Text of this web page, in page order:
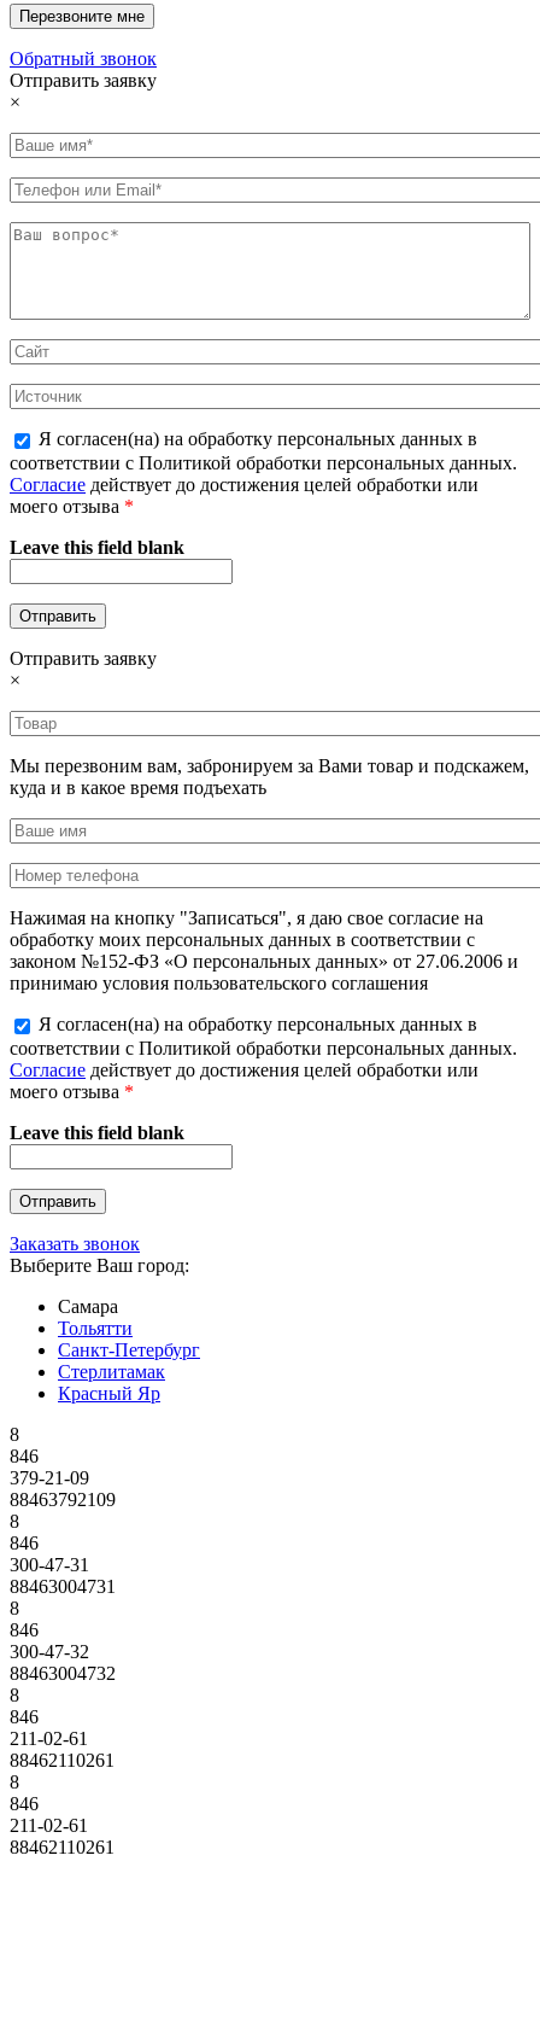
Обратный звонок
Отправить заявку
×
Я согласен(на) на обработку персональных данных в
соответствии с Политикой обработки персональных данных.
Согласие действует до достижения целей обработки или
моего отзыва *
Leave this field blank
Отправить заявку
×
Мы перезвоним вам, забронируем за Вами товар и подскажем,
куда и в какое время подъехать
Нажимая на кнопку "Записаться", я даю свое согласие на
обработку моих персональных данных в соответствии с
законом №152-ФЗ «О персональных данных» от 27.06.2006 и
принимаю условия пользовательского соглашения
Я согласен(на) на обработку персональных данных в
соответствии с Политикой обработки персональных данных.
Согласие действует до достижения целей обработки или
моего отзыва *
Leave this field blank
Заказать звонок
Выберите Ваш город:
Самара
Тольятти
Санкт-Петербург
Стерлитамак
Красный Яр
8
846
379-21-09
88463792109
8
846
300-47-31
88463004731
8
846
300-47-32
88463004732
8
846
211-02-61
88462110261
8
846
211-02-61
88462110261